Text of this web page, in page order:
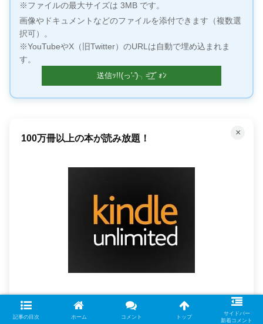
※ファイルの最大サイズは 3MB です。
画像やドキュメントなどのファイルを添付できます（複数選
択可）。
※YouTubeやX（旧Twitter）のURLは自動で埋め込まれま
す。
×
「聴く」読書で時間を有効活用
Audible オーディオブック
記事の目次 ホーム コメント トップ
サイドバー
新着コメント